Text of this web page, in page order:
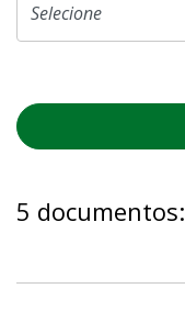
5 documentos: